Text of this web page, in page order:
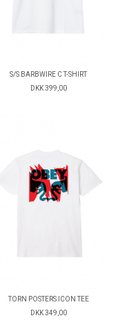
S/S BARBWIRE C T-SHIRT
DKK 399,00
TORN POSTERS ICON TEE
DKK 349,00